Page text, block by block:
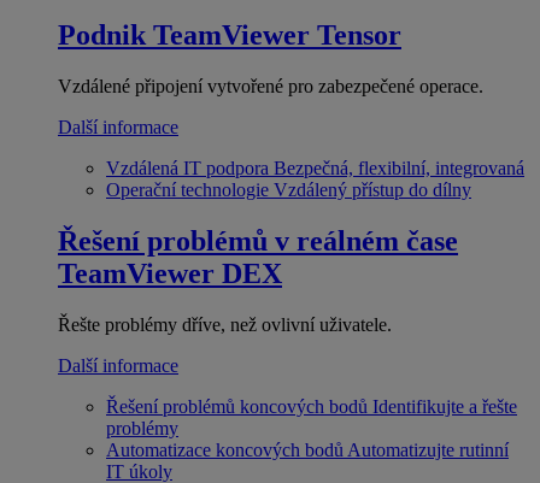
Podnik TeamViewer Tensor
Vzdálené připojení vytvořené pro zabezpečené operace.
Další informace
Vzdálená IT podpora Bezpečná, flexibilní, integrovaná
Operační technologie Vzdálený přístup do dílny
Řešení problémů v reálném čase
TeamViewer DEX
Řešte problémy dříve, než ovlivní uživatele.
Další informace
Řešení problémů koncových bodů Identifikujte a řešte
problémy
Automatizace koncových bodů Automatizujte rutinní
IT úkoly